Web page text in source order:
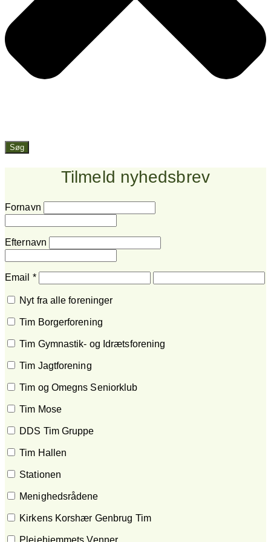
Søg
Tilmeld nyhedsbrev
Fornavn
Efternavn
Email *
Nyt fra alle foreninger
Tim Borgerforening
Tim Gymnastik- og Idrætsforening
Tim Jagtforening
Tim og Omegns Seniorklub
Tim Mose
DDS Tim Gruppe
Tim Hallen
Stationen
Menighedsrådene
Kirkens Korshær Genbrug Tim
Plejehjemmets Venner